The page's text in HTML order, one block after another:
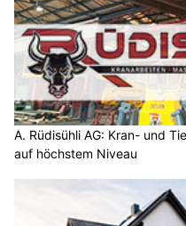
A. Rüdisühli AG: Kran- und
auf höchstem Niveau